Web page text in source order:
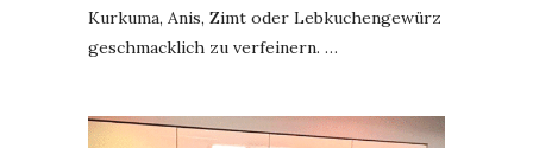
Kurkuma, Anis, Zimt oder Lebkuchengewürz
geschmacklich zu verfeinern. …